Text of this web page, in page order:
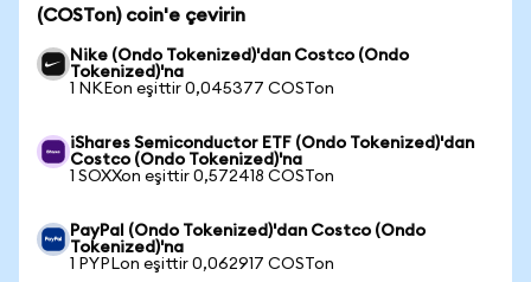
(COSTon) coin'e çevirin
Nike (Ondo Tokenized)'dan Costco (Ondo
Tokenized)'na
1 NKEon eşittir 0,045377 COSTon
iShares Semiconductor ETF (Ondo Tokenized)'dan
Costco (Ondo Tokenized)'na
1 SOXXon eşittir 0,572418 COSTon
PayPal (Ondo Tokenized)'dan Costco (Ondo
Tokenized)'na
1 PYPLon eşittir 0,062917 COSTon